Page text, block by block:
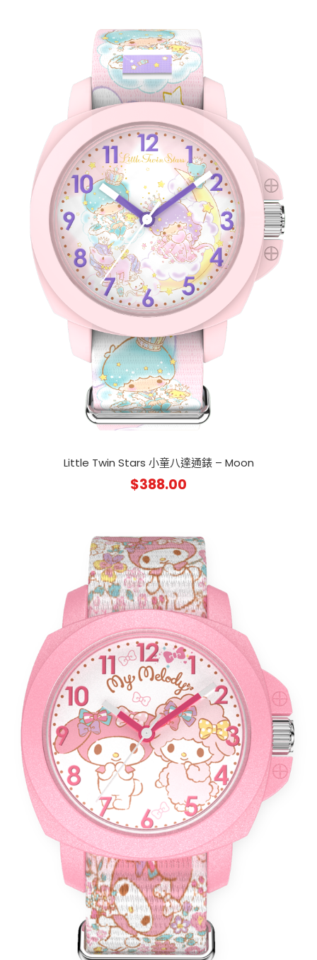
Little Twin Stars 小童八達通錶 – Moon
$388.00